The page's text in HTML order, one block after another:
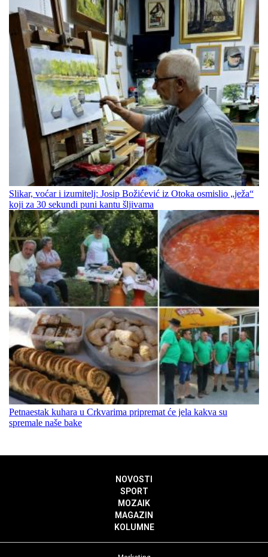
Slikar, voćar i izumitelj: Josip Božićević iz Otoka osmislio „ježa“
koji za 30 sekundi puni kantu šljivama
Petnaestak kuhara u Crkvarima pripremat će jela kakva su
spremale naše bake
NOVOSTI
SPORT
MOZAIK
MAGAZIN
KOLUMNE